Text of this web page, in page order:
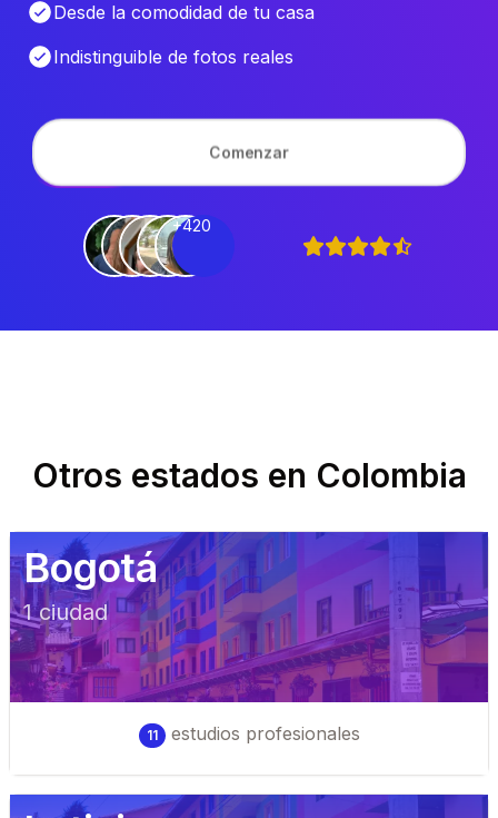
Desde la comodidad de tu casa
Indistinguible de fotos reales
Comenzar
+420
Otros estados en Colombia
Bogotá
1ciudad
11 estudios profesionales